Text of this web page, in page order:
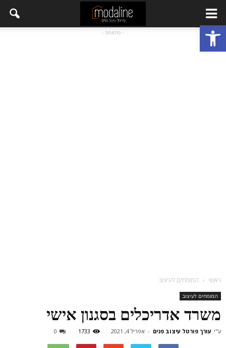
פתח סרגל נגישות - פרסומת -
ראשי המומחים לעיצוב
המומחים לעיצוב
משרד אדריכלים בסגנון אישי
ע"י עורך פורטל עיצוב פנים - אפריל 4, 2021 1733
0